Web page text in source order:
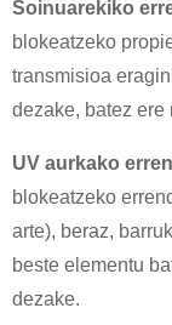
Soinuarekiko
blokeatzeko
transmisioa
dezake, batez ere
UV aurkako
blokeatzeko
arte), beraz,
beste elementu
dezake.